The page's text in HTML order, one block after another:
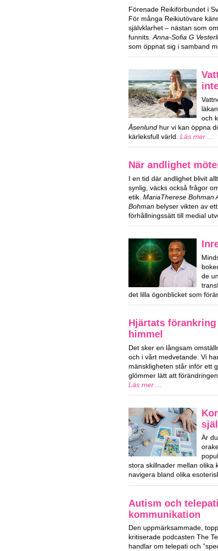
Förenade Reikiförbundet i
För många Reikiutövare
självklarhet – nästan som
funnits. Anna-Sofia G
som öppnat sig i samband
och
Åsenlund hur vi kan öppna
kärleksfull värld. Läs mer ...
När andlighet
I en tid där andlighet blivit
synlig, väcks också frågor
etik. MariaTherese Bohman
Bohman belyser vikten av
förhållningssätt till medial
de
det lilla ögonblicket som
Hjärtats
himmel
Det sker en långsam
och i vårt medvetande. Vi
mänskligheten står inför ett
glömmer lätt att
Läs mer ...
Är
stora skillnader mellan olika
navigera bland olika
Autism och
kommunikation
Den uppmärksammade,
kritiserade podcasten The
handlar om telepati och